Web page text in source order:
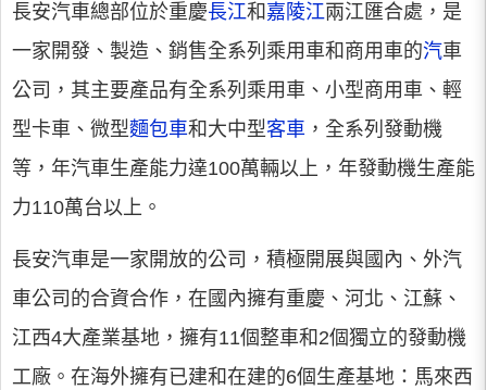
長安汽車總部位於重慶長江和 嘉陵江兩江匯合處，是
一家開發、製造、銷售全系列乘用車和商用車的汽車
公司，其主要產品有全系列乘用車、小型商用車、輕
型卡車、微型麵包車和大中型客車 ，全系列發動機
等，年汽車生產能力達100萬輛以上，年發動機生產能
力110萬台以上。
長安汽車是一家開放的公司，積極開展與國內、外汽
車公司的合資合作，在國內擁有重慶、河北、江蘇、
江西4大產業基地，擁有11個整車和2個獨立的發動機
工廠。在海外擁有已建和在建的6個生產基地：馬來西